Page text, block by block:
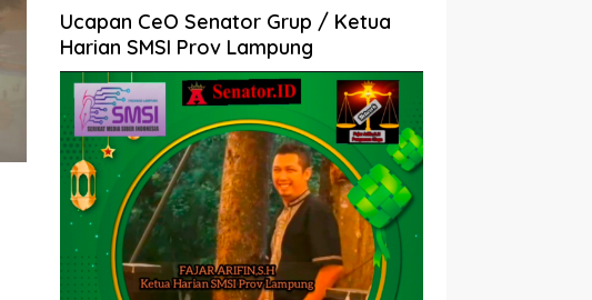
Ucapan CeO Senator Grup / Ketua
Harian SMSI Prov Lampung